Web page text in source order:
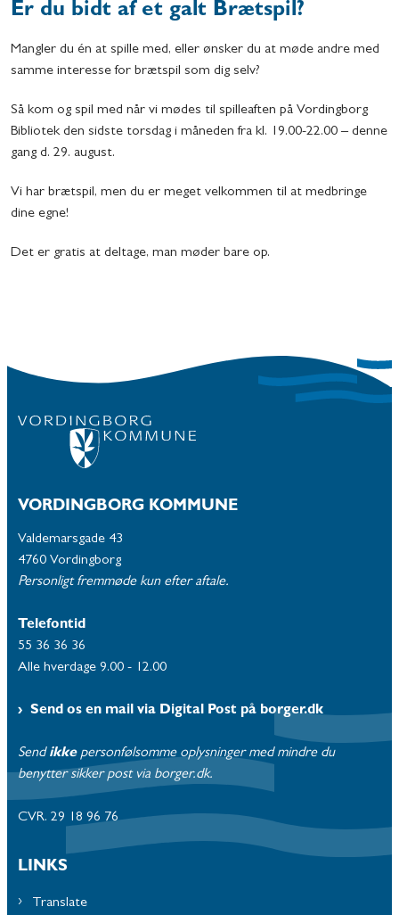
Er du bidt af et galt Brætspil?
Mangler du én at spille med, eller ønsker du at møde andre med
samme interesse for brætspil som dig selv?
Så kom og spil med når vi mødes til spilleaften på Vordingborg
Bibliotek den sidste torsdag i måneden fra kl. 19.00-22.00 – denne
gang d. 29. august.
Vi har brætspil, men du er meget velkommen til at medbringe
dine egne!
Det er gratis at deltage, man møder bare op.
VORDINGBORG KOMMUNE
Valdemarsgade 43
4760 Vordingborg
Personligt fremmøde kun efter aftale.
Telefontid
55 36 36 36
Alle hverdage 9.00 - 12.00
Send os en mail via Digital Post på borger.dk
Send ikke personfølsomme oplysninger med mindre du
benytter sikker post via borger.dk.
CVR. 29 18 96 76
LINKS
Translate